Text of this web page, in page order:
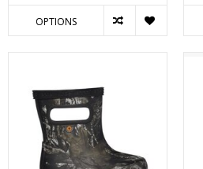
OPTIONS